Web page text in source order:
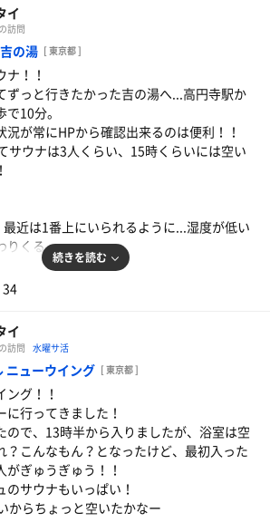
ヨカッタ度：★★★★★
ー
る中、もう間違いなく露天風呂の草津が
たなぁと何回も思った笑
さま達の勢いと集団力、そして薬草風呂と
いに、う、、っとなった
るのも分かる、サウナがどっちも最高で、
るぐるしたし、動線も素晴らしい！！
る、もはやスミタイ。
ヨカッタ度：★★★
風呂設備と比較すると、ここの水風呂は広
のシャワーの水はキンキンなので、頭か
！気持ち良い
所にしかないのが残念だけど、近くて行き
混んでないこと（特にサウナが）サウナの
最高
ヨカッタ度：★★☆
イ
訪問
の湯 [ 東京都 ]
！！
ずっと行きたかった吉の湯へ...高円寺駅か
10分。
況が常にHPから確認出来るのは便利！！
サウナは3人くらい、15時くらいには空い
近は1番上にいられるように...湿度が低い
りくる
いみたいだけど、体感は15度くらい。バ
なのかと思うけど、露天だからもあるのか
ち良かった〜！
、整いイスの動線は完璧。
ナーも良く心地良く過ごせたなー
、かなりの頻度で通う！
受け渡し2時間制は女性にはキツイ！
ちゃんと出るから、脱衣所にはいさせて
続きを読む
34
イ
訪問 水曜サ活
ニューウイング [ 東京都 ]
ング！！
に行ってきました！
ので、13時半から入りましたが、浴室は空
？こんなもん？となったけど、最初入った
がぎゅうぎゅう！！
のサウナもいっぱい！
からちょっと空いたかなー